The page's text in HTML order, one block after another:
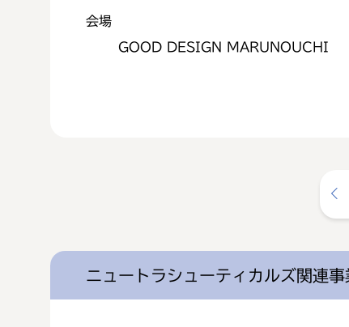
会場
GOOD DESIGN MARUNOUCHI
ニュートラシューティカルズ関連